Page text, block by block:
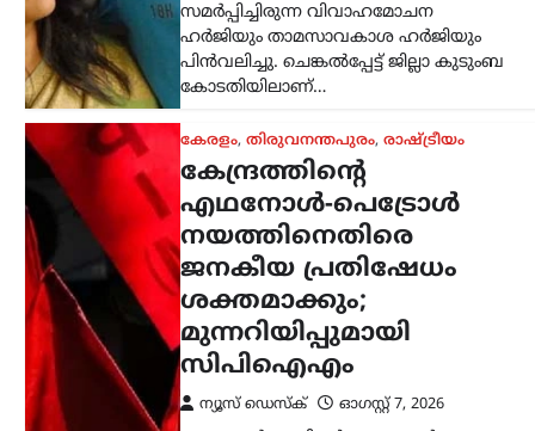
ബ്യൂറോ. ഭക്ഷ്യവിളകൾ ഇന്ധന
ഉൽപ്പാദനത്തിനായി വ്യാപകമായി
ഉപയോഗിക്കുന്നത് രാജ്യത്തിന്റെ
ഭക്ഷ്യസുരക്ഷയെ ബാധിക്കുമെന്നാണ്
പാർട്ടി മുന്നറിയിപ്പ് നൽകിയത്.…
കേരളം,തിരുവനന്തപുരം
അടിയന്തര
സാഹചര്യത്തിൽ
വെടിവെക്കാൻ
നിർദേശം; അർജുൻ
ആയങ്കിക്കായുള്ള
തിരച്ചിൽ ശക്തമാക്കി
പൊലീസ്